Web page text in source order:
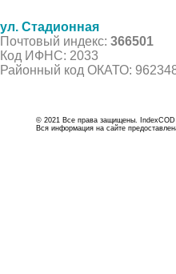
ул. Стадионная
Почтовый индекс: 366501
Код ИФНС: 2033
Районный код ОКАТО:
© 2021 Все права защищены.
Вся информация на сайте